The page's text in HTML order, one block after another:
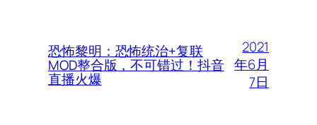
恐怖黎明：恐怖统治+复联
MOD整合版，不可错过！抖音
直播火爆
2021
年6月
7日